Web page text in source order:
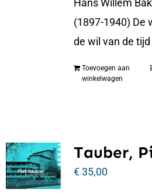
Hans Willem
(1897-1940) De
de wil van de tijd
Toevoegen aan
winkelwagen
Tauber,
€35,00